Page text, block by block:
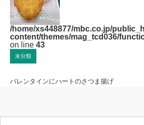
/home/xs448877/mbc.co.jp/
content/themes/mag_tcd036/
on line 43
未分類
バレンタインにハートのさつま揚げ